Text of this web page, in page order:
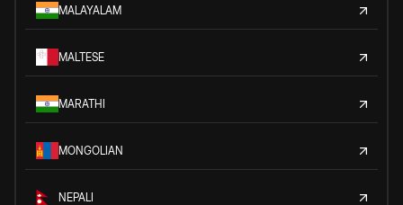
MALAYALAM
MALTESE
MARATHI
MONGOLIAN
NEPALI